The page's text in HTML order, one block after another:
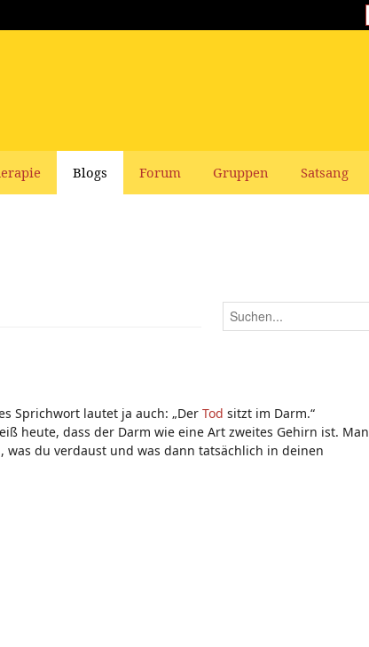
Blogs Forum Gruppen Satsang
Sprichwort lautet ja auch: „Der Tod sitzt im Darm.“
heute, dass der Darm wie eine Art zweites Gehirn ist. Man
du verdaust und was dann tatsächlich in deinen